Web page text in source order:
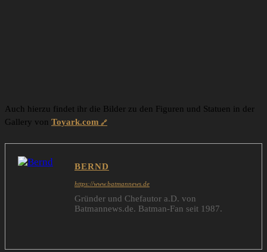
Auch hierzu findet ihr die Bilder zu den Figuren und Statuen in der
Gallery von Toyark.com
BERND
https://www.batmannews.de
Gründer und Chefautor a.D. von
Batmannews.de. Batman-Fan seit 1987.